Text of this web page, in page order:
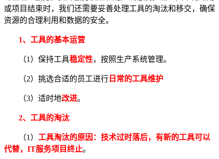
或项目结束时，我们还需要妥善处理工具的淘汰和移交，确保
资源的合理利用和数据的安全。
1、工具的基本运营
（1）保持工具稳定性，按照生产系统管理。
（2）挑选合适的员工进行 日常的工具维护
（3）适时地改进。
2、工具的淘汰
（1） 工具淘汰的原因： 技术过时落后，有新的工具可以
代替，IT服务项目终止。